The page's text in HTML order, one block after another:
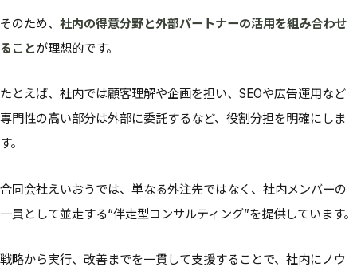
そのため、 社内の得意分野と外部パートナーの活用を組み合わせ
ることが理想的です。
たとえば、社内では顧客理解や企画を担い、SEOや広告運用など
専門性の高い部分は外部に委託するなど、役割分担を明確にしま
す。
合同会社えいおうでは、単なる外注先ではなく、社内メンバーの
一員として並走する“伴走型コンサルティング”を提供しています。
戦略から実行、改善までを一貫して支援することで、社内にノウ